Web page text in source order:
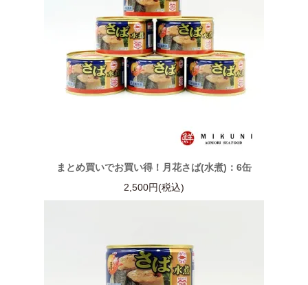
まとめ買いでお買い得！月花さば(水煮)：6缶
2,500円(税込)